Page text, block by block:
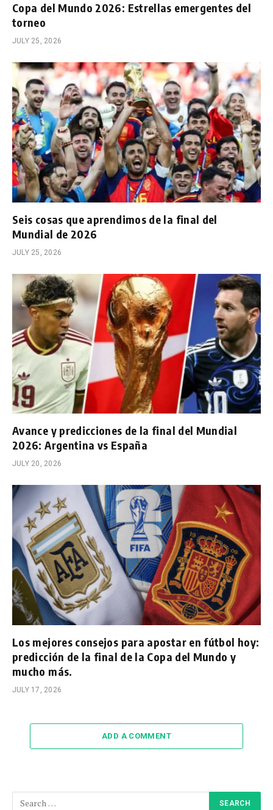
Copa del Mundo 2026: Estrellas emergentes del
torneo
JULY 25, 2026
Seis cosas que aprendimos de la final del
Mundial de 2026
JULY 25, 2026
Avance y predicciones de la final del Mundial
2026: Argentina vs España
JULY 20, 2026
Los mejores consejos para apostar en fútbol hoy:
predicción de la final de la Copa del Mundo y
mucho más.
JULY 17, 2026
ADD A COMMENT